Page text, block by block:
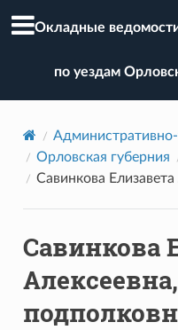
Окладные
по уездам
Орловская губерния
Савинкова
Савинкова
Алексеевна,